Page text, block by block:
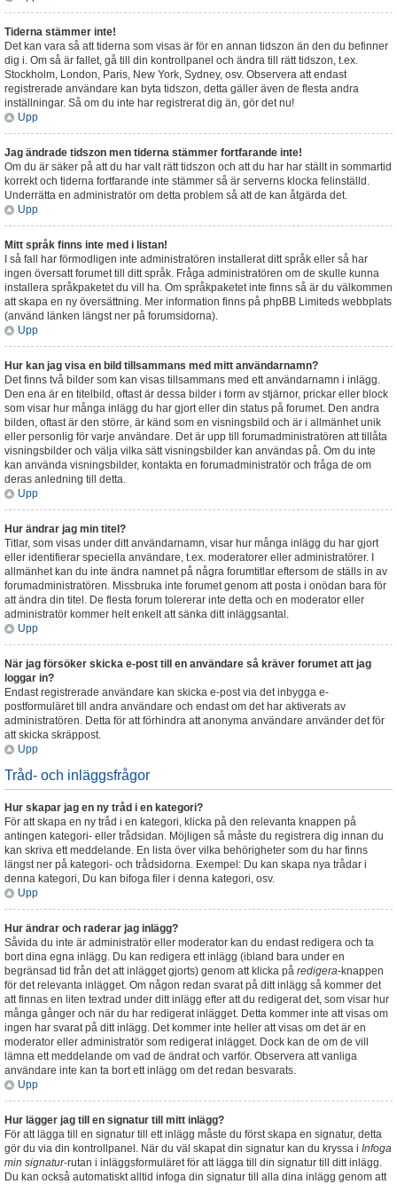
Tiderna stämmer inte!
Det kan vara så att tiderna som visas är för en annan tidszon än den du befinner
dig i. Om så är fallet, gå till din kontrollpanel och ändra till rätt tidszon, t.ex.
Stockholm, London, Paris, New York, Sydney, osv. Observera att endast
registrerade användare kan byta tidszon, detta gäller även de flesta andra
inställningar. Så om du inte har registrerat dig än, gör det nu!
Upp
Jag ändrade tidszon men tiderna stämmer fortfarande inte!
Om du är säker på att du har valt rätt tidszon och att du har har ställt in sommartid
korrekt och tiderna fortfarande inte stämmer så är serverns klocka felinställd.
Underrätta en administratör om detta problem så att de kan åtgärda det.
Upp
Mitt språk finns inte med i listan!
I så fall har förmodligen inte administratören installerat ditt språk eller så har
ingen översatt forumet till ditt språk. Fråga administratören om de skulle kunna
installera språkpaketet du vill ha. Om språkpaketet inte finns så är du välkommen
att skapa en ny översättning. Mer information finns på phpBB Limiteds webbplats
(använd länken längst ner på forumsidorna).
Upp
Hur kan jag visa en bild tillsammans med mitt användarnamn?
Det finns två bilder som kan visas tillsammans med ett användarnamn i inlägg.
Den ena är en titelbild, oftast är dessa bilder i form av stjärnor, prickar eller block
som visar hur många inlägg du har gjort eller din status på forumet. Den andra
bilden, oftast är den större, är känd som en visningsbild och är i allmänhet unik
eller personlig för varje användare. Det är upp till forumadministratören att tillåta
visningsbilder och välja vilka sätt visningsbilder kan användas på. Om du inte
kan använda visningsbilder, kontakta en forumadministratör och fråga de om
deras anledning till detta.
Upp
Hur ändrar jag min titel?
Titlar, som visas under ditt användarnamn, visar hur många inlägg du har gjort
eller identifierar speciella användare, t.ex. moderatorer eller administratörer. I
allmänhet kan du inte ändra namnet på några forumtitlar eftersom de ställs in av
forumadministratören. Missbruka inte forumet genom att posta i onödan bara för
att ändra din titel. De flesta forum tolererar inte detta och en moderator eller
administratör kommer helt enkelt att sänka ditt inläggsantal.
Upp
När jag försöker skicka e-post till en användare så kräver forumet att jag
loggar in?
Endast registrerade användare kan skicka e-post via det inbygga e-
postformuläret till andra användare och endast om det har aktiverats av
administratören. Detta för att förhindra att anonyma användare använder det för
att skicka skräppost.
Upp
Tråd- och inläggsfrågor
Hur skapar jag en ny tråd i en kategori?
För att skapa en ny tråd i en kategori, klicka på den relevanta knappen på
antingen kategori- eller trådsidan. Möjligen så måste du registrera dig innan du
kan skriva ett meddelande. En lista över vilka behörigheter som du har finns
längst ner på kategori- och trådsidorna. Exempel: Du kan skapa nya trådar i
denna kategori, Du kan bifoga filer i denna kategori, osv.
Upp
Hur ändrar och raderar jag inlägg?
Såvida du inte är administratör eller moderator kan du endast redigera och ta
bort dina egna inlägg. Du kan redigera ett inlägg (ibland bara under en
begränsad tid från det att inlägget gjorts) genom att klicka på redigera-knappen
för det relevanta inlägget. Om någon redan svarat på ditt inlägg så kommer det
att finnas en liten textrad under ditt inlägg efter att du redigerat det, som visar hur
många gånger och när du har redigerat inlägget. Detta kommer inte att visas om
ingen har svarat på ditt inlägg. Det kommer inte heller att visas om det är en
moderator eller administratör som redigerat inlägget. Dock kan de om de vill
lämna ett meddelande om vad de ändrat och varför. Observera att vanliga
användare inte kan ta bort ett inlägg om det redan besvarats.
Upp
Hur lägger jag till en signatur till mitt inlägg?
För att lägga till en signatur till ett inlägg måste du först skapa en signatur, detta
gör du via din kontrollpanel. När du väl skapat din signatur kan du kryssa i Infoga
min signatur-rutan i inläggsformuläret för att lägga till din signatur till ditt inlägg.
Du kan också automatiskt alltid infoga din signatur till alla dina inlägg genom att